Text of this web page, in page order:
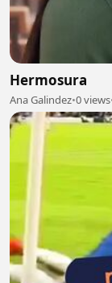
Hermosura
Ana Galindez•0 views